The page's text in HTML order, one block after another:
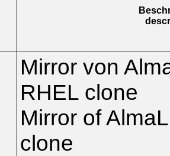
Mirror von
RHEL clone
Mirror of
clone